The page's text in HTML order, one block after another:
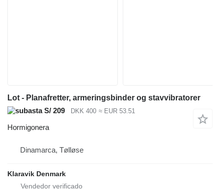
Lot - Planafretter, armeringsbinder og stavvibratorer
S/ 209
DKK 400 ≈ EUR 53.51
Hormigonera
Dinamarca, Tølløse
Klaravik Denmark